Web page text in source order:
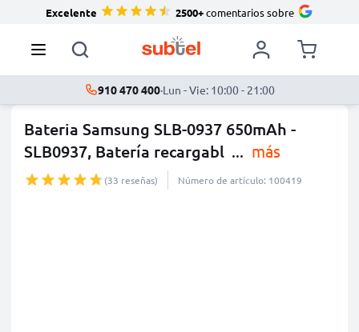
Excelente 2500+comentarios sobre
910 470 400·Lun - Vie: 10:00 - 21:00
Bateria Samsung SLB-0937 650mAh -
SLB0937, Batería recargabl ... más
(33 reseñas) Número de artículo: 100419